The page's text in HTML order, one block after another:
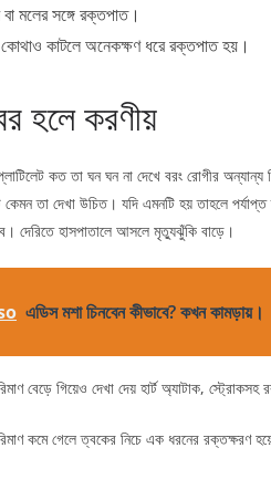
বা মলের সঙ্গে রক্তপাত।
কোথাও কাটলে অনেকক্ষণ ধরে রক্তপাত হয়।
হলে করণীয়
কত তা ঘন ঘন না দেখে বরং রোগীর
কেমন তা দেখা উচিত। যদি এমনটি হয় তাহলে
দেরিতে হাসপাতালে আসলে মৃত্যুঝুঁকি বাড়ে।
এডিস মশা চিনবেন কীভাবে? কখন কামড়ায়।
বেড়ে গিয়েও দেখা দেয় হার্ট অ্যাটাক,
কমে গেলে ত্বকের নিচে এক ধরনের